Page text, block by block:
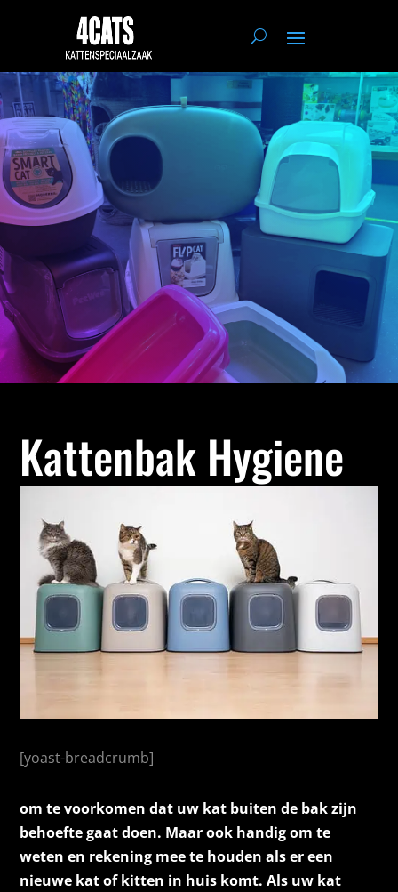
Kattenbak Hygiene
[yoast-breadcrumb]
om te voorkomen dat uw kat buiten de bak zijn
behoefte gaat doen. Maar ook handig om te
weten en rekening mee te houden als er een
nieuwe kat of kitten in huis komt. Als uw kat